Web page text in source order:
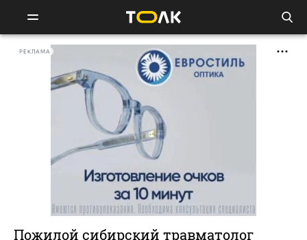
РЕКЛАМА
Пожилой сибирский травматолог